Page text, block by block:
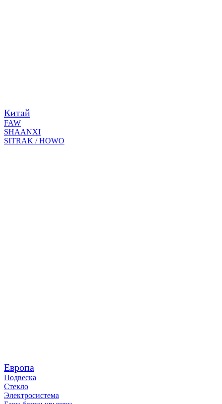
Китай
FAW
SHAANXI
SITRAK / HOWO
Европа
Подвеска
Стекло
Электросистема